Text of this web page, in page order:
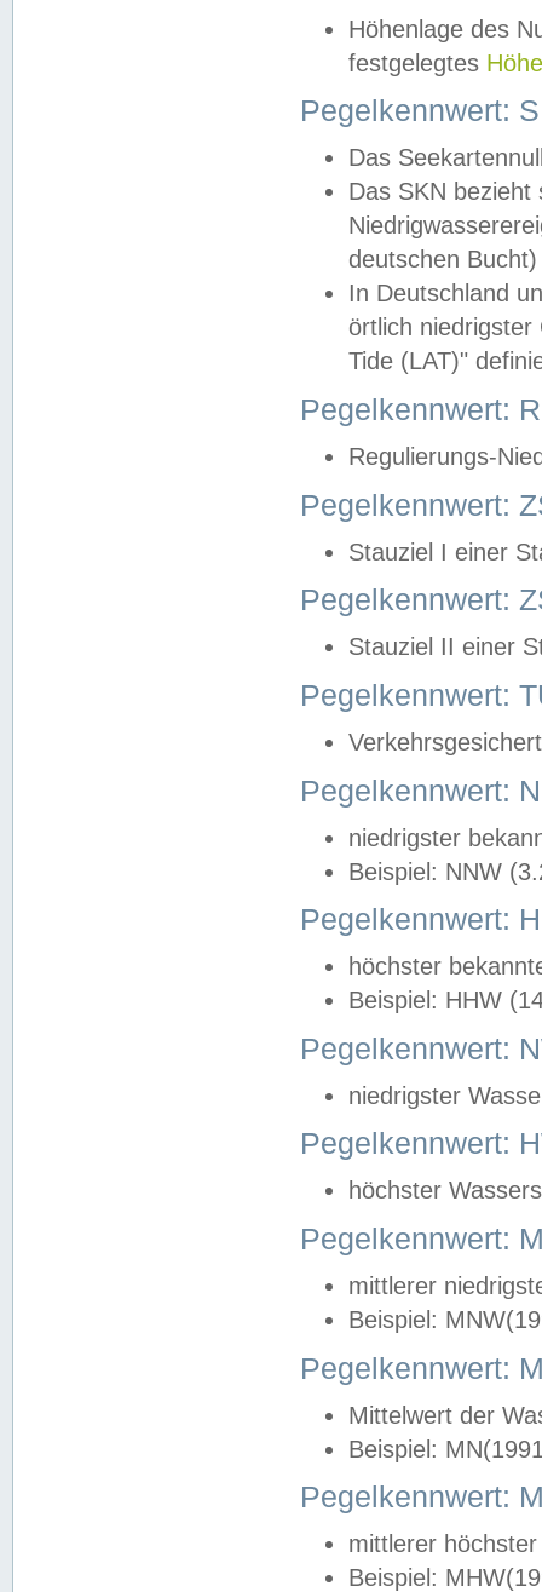
Höhenlage des
festgelegtes
Pegelkennwert:
Das
Das SKN
deutschen
In Deutschland
örtlich
Tide (LAT)"
Pegelkennwert:
Regulierungs-
Pegelkennwert:
Stauziel I einer
Pegelkennwert:
Stauziel II einer
Pegelkennwert:
Pegelkennwert:
niedrigster
Beispiel: NNW
Pegelkennwert:
höchster
Beispiel: HHW
Pegelkennwert:
niedrigster
Pegelkennwert:
höchster
Pegelkennwert:
mittlerer
Beispiel:
Pegelkennwert:
Mittelwert der
Beispiel:
Pegelkennwert:
mittlerer
Beispiel: